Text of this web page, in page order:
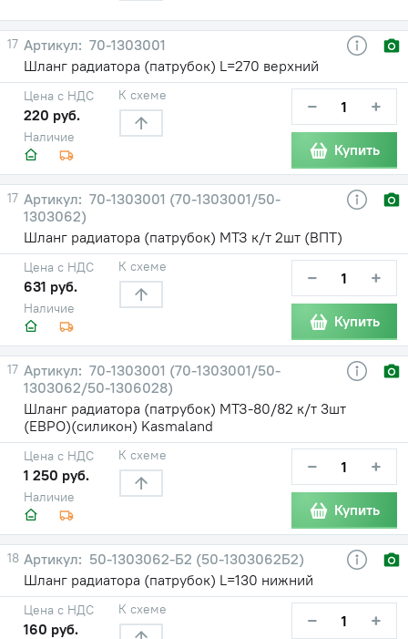
17
70-1303001
Шланг радиатора (патрубок) L=270 верхний
Наличие
Цена с НДС
220 руб.
К схеме − +
Купить
17
70-1303001 (70-1303001/50-
1303062)
Шланг радиатора (патрубок) МТЗ к/т 2шт (ВПТ)
Наличие
Цена с НДС
631 руб.
К схеме − +
Купить
17
70-1303001 (70-1303001/50-
1303062/50-1306028)
Шланг радиатора (патрубок) МТЗ-80/82 к/т 3шт
(ЕВРО)(силикон) Kasmaland
Наличие
Цена с НДС
1 250 руб.
К схеме − +
Купить
18
50-1303062-Б2 (50-1303062Б2)
Шланг радиатора (патрубок) L=130 нижний
Цена с НДС
160 руб.
К схеме − +